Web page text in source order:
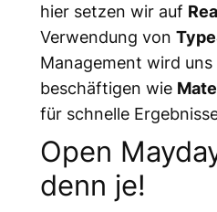
hier setzen wir auf
Verwendung von
Management wird uns
beschäftigen wie
für schnelle
Open
denn je!